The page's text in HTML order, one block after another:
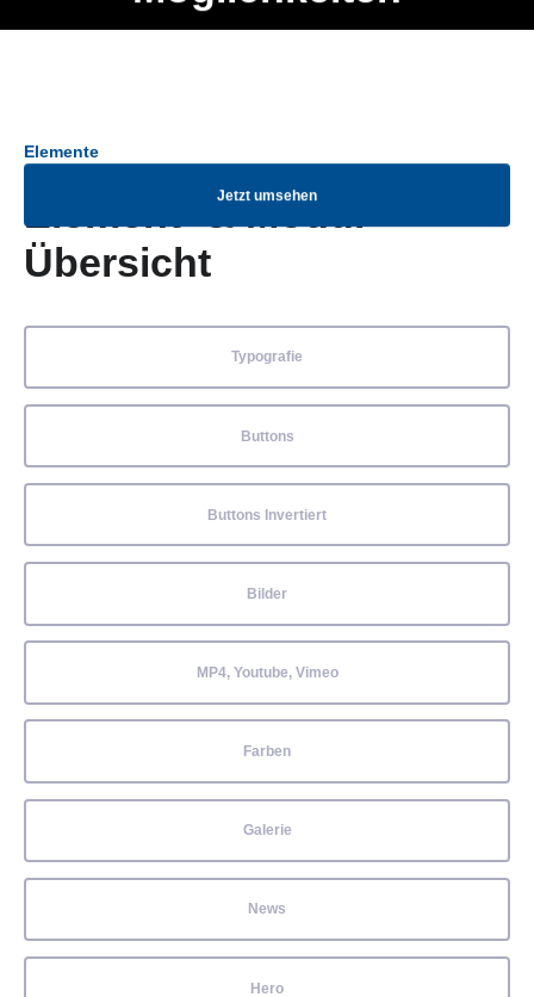
Jetzt umsehen
Elemente
Element- & Modul-
Übersicht
Typografie
Buttons
Buttons Invertiert
Bilder
MP4, Youtube, Vimeo
Farben
Galerie
News
Hero